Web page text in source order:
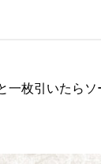
枚引いたら